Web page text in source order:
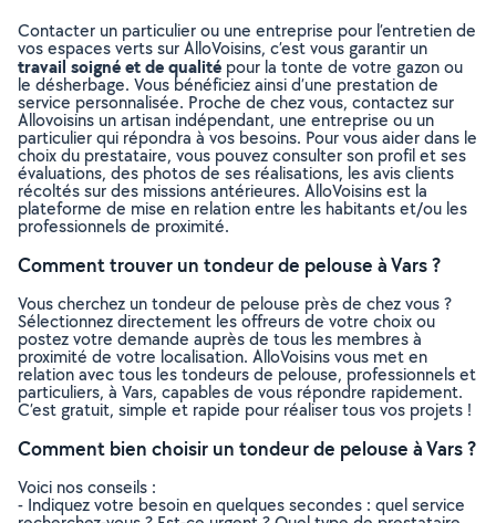
Contacter un particulier ou une entreprise pour l’entretien de
vos espaces verts sur AlloVoisins, c’est vous garantir un
travail soigné et de qualité pour la tonte de votre gazon ou
le désherbage. Vous bénéficiez ainsi d’une prestation de
service personnalisée. Proche de chez vous, contactez sur
Allovoisins un artisan indépendant, une entreprise ou un
particulier qui répondra à vos besoins. Pour vous aider dans le
choix du prestataire, vous pouvez consulter son profil et ses
évaluations, des photos de ses réalisations, les avis clients
récoltés sur des missions antérieures. AlloVoisins est la
plateforme de mise en relation entre les habitants et/ou les
professionnels de proximité.
Comment trouver un tondeur de pelouse à Vars ?
Vous cherchez un tondeur de pelouse près de chez vous ?
Sélectionnez directement les offreurs de votre choix ou
postez votre demande auprès de tous les membres à
proximité de votre localisation. AlloVoisins vous met en
relation avec tous les tondeurs de pelouse, professionnels et
particuliers, à Vars, capables de vous répondre rapidement.
C’est gratuit, simple et rapide pour réaliser tous vos projets !
Comment bien choisir un tondeur de pelouse à Vars ?
Voici nos conseils :
- Indiquez votre besoin en quelques secondes : quel service